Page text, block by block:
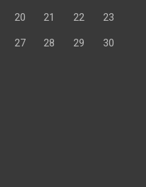
20 21 22 23
27 28 29 30